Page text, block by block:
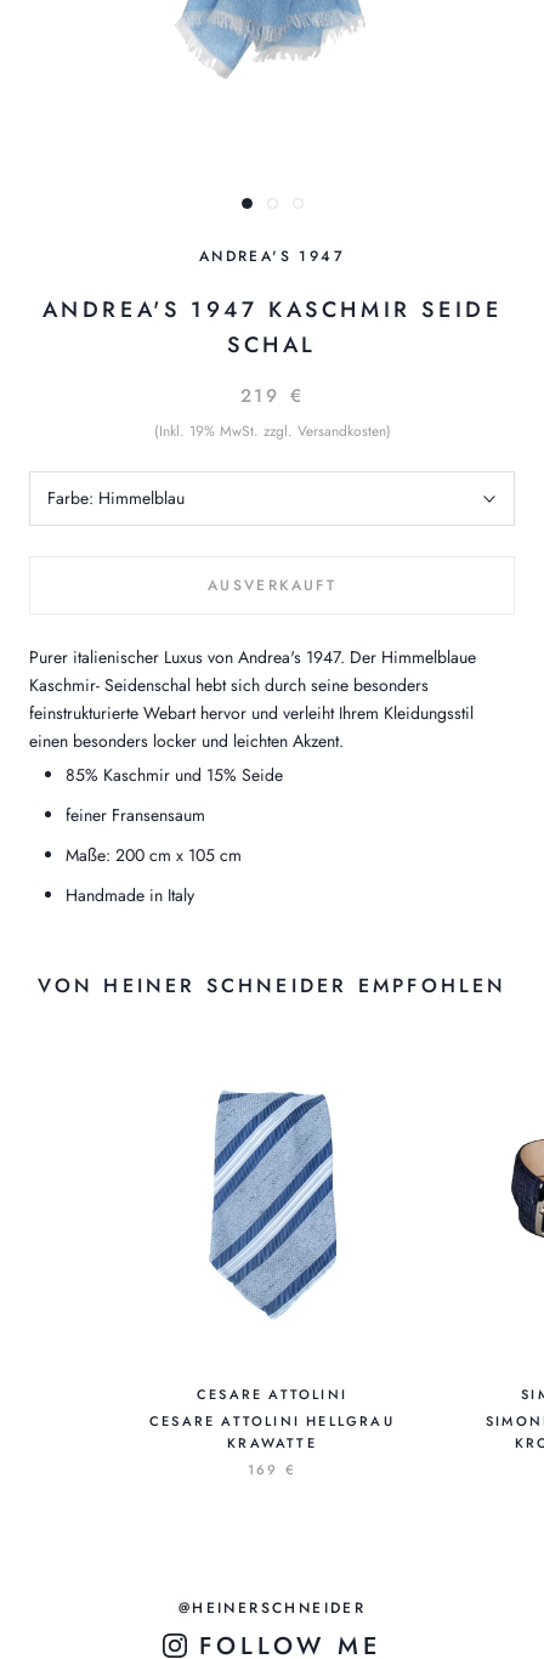
ANDREA'S 1947
ANDREA'S 1947 KASCHMIR SEIDE
SCHAL
219 €
(Inkl. 19% MwSt. zzgl. Versandkosten)
Farbe: Himmelblau
AUSVERKAUFT
Purer italienischer Luxus von Andrea's 1947. Der Himmelblaue
Kaschmir- Seidenschal hebt sich durch seine besonders
feinstrukturierte Webart hervor und verleiht Ihrem Kleidungsstil
einen besonders locker und leichten Akzent.
85% Kaschmir und 15% Seide
feiner Fransensaum
Maße: 200 cm x 105 cm
Handmade in Italy
VON HEINER SCHNEIDER EMPFOHLEN
CESARE ATTOLINI
CESARE ATTOLINI HELLGRAU
KRAWATTE
169 €
@HEINERSCHNEIDER
FOLLOW ME